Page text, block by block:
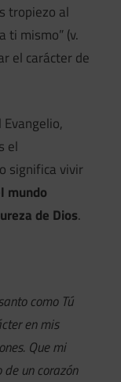
tropiezo al
ti mismo” (v.
el carácter de
el
significa vivir
mundo
de Dios.
como Tú
en mis
Que mi
un corazón